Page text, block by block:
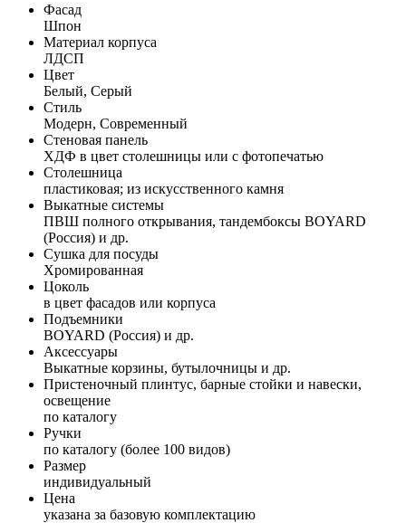
Фасад
Шпон
Материал корпуса
ЛДСП
Цвет
Белый, Серый
Стиль
Модерн, Современный
Стеновая панель
ХДФ в цвет столешницы или с фотопечатью
Столешница
пластиковая; из искусственного камня
Выкатные системы
ПВШ полного открывания, тандембоксы BOYARD
(Россия) и др.
Сушка для посуды
Хромированная
Цоколь
в цвет фасадов или корпуса
Подъемники
BOYARD (Россия) и др.
Аксессуары
Выкатные корзины, бутылочницы и др.
Пристеночный плинтус, барные стойки и навески,
освещение
по каталогу
Ручки
по каталогу (более 100 видов)
Размер
индивидуальный
Цена
указана за базовую комплектацию